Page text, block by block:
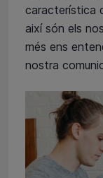
característica
així són els
més ens
nostra